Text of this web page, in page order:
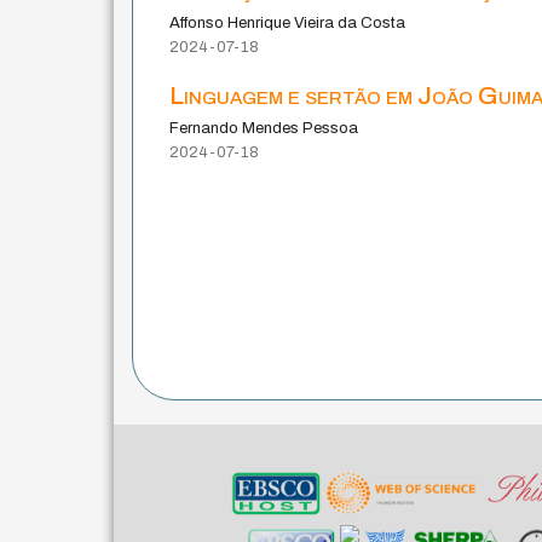
Affonso Henrique Vieira da Costa
2024-07-18
Linguagem e sertão em João
Fernando Mendes Pessoa
2024-07-18